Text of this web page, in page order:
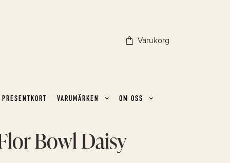
Varukorg
PRESENTKORT VARUMÄRKEN OM OSS
Bowl Daisy